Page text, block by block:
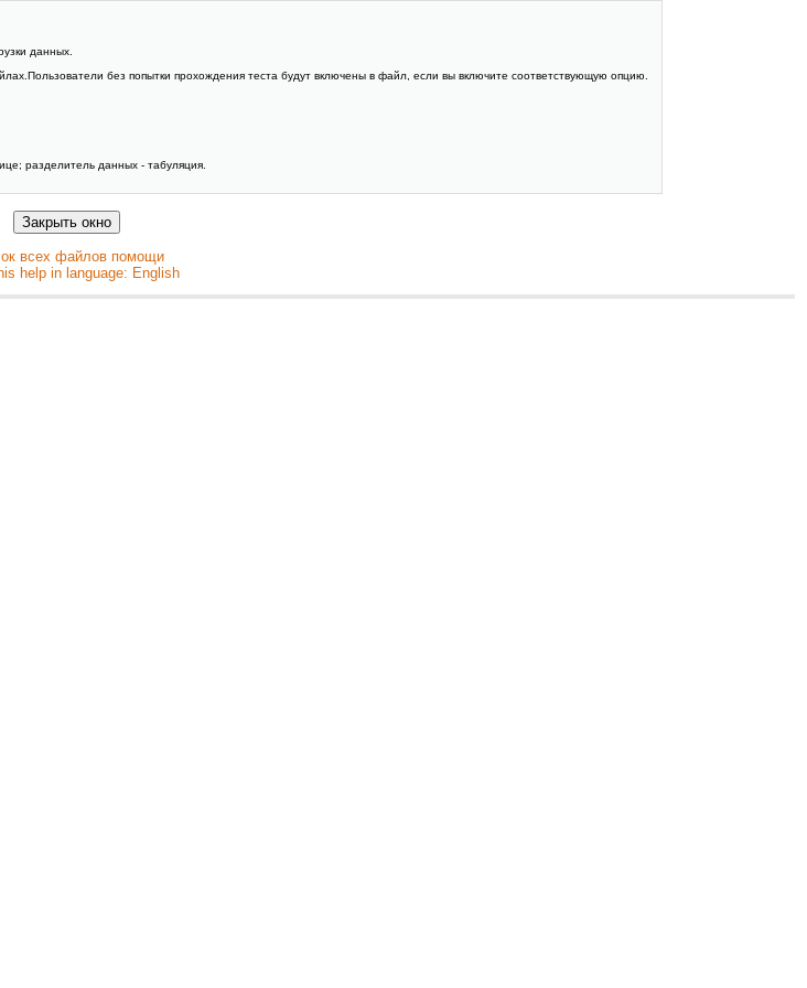
данных.
без попытки прохождения теста будут включены в файл, если вы включите соответствующую опцию.
разделитель данных - табуляция.
всех файлов помощи
help in language: English